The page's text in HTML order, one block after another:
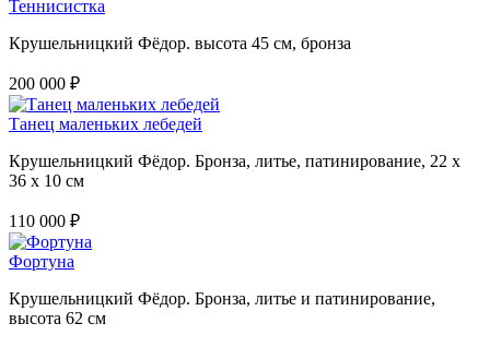
Теннисистка
Крушельницкий Фёдор. высота 45 см, бронза
200 000 ₽
Танец маленьких лебедей
Крушельницкий Фёдор. Бронза, литье, патинирование, 22 х
36 х 10 см
110 000 ₽
Фортуна
Крушельницкий Фёдор. Бронза, литье и патинирование,
высота 62 см